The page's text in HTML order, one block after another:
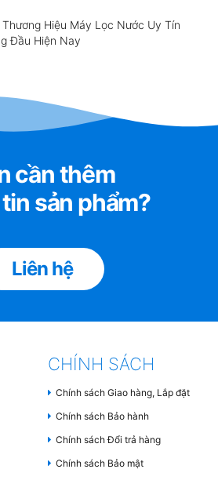
Thương Hiệu Máy Lọc Nước Uy Tín
Đầu Hiện Nay
cần thêm
sản phẩm?
Liên hệ
CHÍNH SÁCH
Chính sách Giao hàng, Lắp đặt
Chính sách Bảo hành
Chính sách Đổi trả hàng
Chính sách Bảo mật